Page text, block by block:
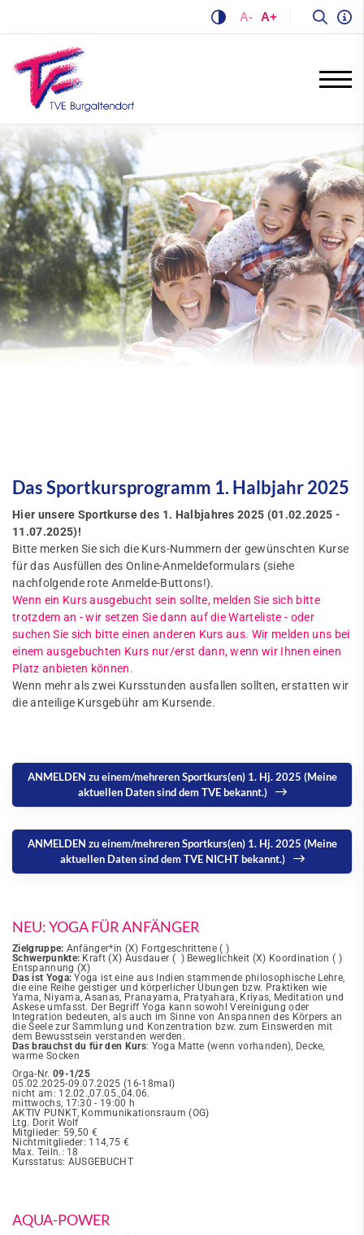
A- A+
Das Sportkursprogramm 1. Halbjahr 2025
Hier unsere Sportkurse des 1. Halbjahres 2025 (01.02.2025 -
11.07.2025)!
Bitte merken Sie sich die Kurs-Nummern der gewünschten Kurse
für das Ausfüllen des Online-Anmeldeformulars (siehe
nachfolgende rote Anmelde-Buttons!).
Wenn ein Kurs ausgebucht sein sollte, melden Sie sich bitte
trotzdem an - wir setzen Sie dann auf die Warteliste - oder
suchen Sie sich bitte einen anderen Kurs aus. Wir melden uns bei
einem ausgebuchten Kurs nur/erst dann, wenn wir Ihnen einen
Platz anbieten können.
Wenn mehr als zwei Kursstunden ausfallen sollten, erstatten wir
die anteilige Kursgebühr am Kursende.
ANMELDEN zu einem/mehreren Sportkurs(en) 1. Hj. 2025 (Meine
aktuellen Daten sind dem TVE bekannt.)
ANMELDEN zu einem/mehreren Sportkurs(en) 1. Hj. 2025 (Meine
aktuellen Daten sind dem TVE NICHT bekannt.)
NEU: YOGA FÜR ANFÄNGER
Zielgruppe: Anfänger*in (X) Fortgeschrittene ( )
Schwerpunkte: Kraft (X) Ausdauer ( ) Beweglichkeit (X) Koordination ( )
Entspannung (X)
Das ist Yoga:Yoga ist eine aus Indien stammende philosophische Lehre,
die eine Reihe geistiger und körperlicher Übungen bzw. Praktiken wie
Yama, Niyama, Asanas, Pranayama, Pratyahara, Kriyas, Meditation und
Askese umfasst. Der Begriff Yoga kann sowohl Vereinigung oder
Integration bedeuten, als auch im Sinne von Anspannen des Körpers an
die Seele zur Sammlung und Konzentration bzw. zum Einswerden mit
dem Bewusstsein verstanden werden.
Das brauchst du für den Kurs: Yoga Matte (wenn vorhanden), Decke,
warme Socken
Orga-Nr. 09-1/25
05.02.2025-09.07.2025 (16-18mal)
nicht am: 12.02.,07.05.,04.06.
mittwochs, 17:30 - 19:00 h
AKTIV PUNKT, Kommunikationsraum (OG)
Ltg. Dorit Wolf
Mitglieder: 59,50 €
Nichtmitglieder: 114,75 €
Max. Teiln.: 18
Kursstatus: AUSGEBUCHT
AQUA-POWER